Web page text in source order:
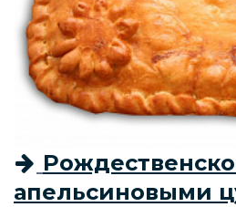
апельсиновыми